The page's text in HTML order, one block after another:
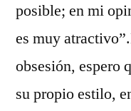
posible; en mi
es muy
obsesión, espero
su propio estilo,